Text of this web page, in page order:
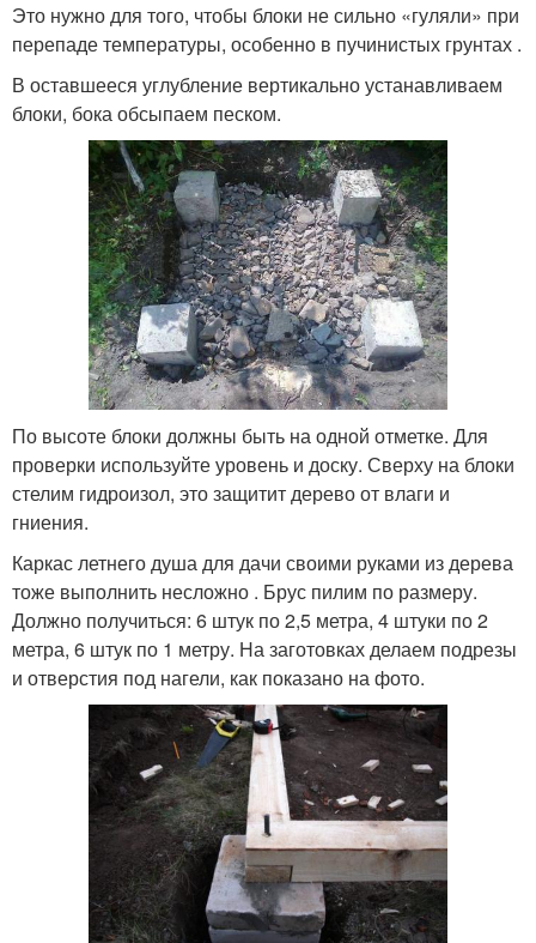
Это нужно для того, чтобы блоки не сильно «гуляли» при
перепаде температуры, особенно в пучинистых грунтах .
В оставшееся углубление вертикально устанавливаем
блоки, бока обсыпаем песком.
По высоте блоки должны быть на одной отметке. Для
проверки используйте уровень и доску. Сверху на блоки
стелим гидроизол, это защитит дерево от влаги и
гниения.
Каркас летнего душа для дачи своими руками из дерева
тоже выполнить несложно . Брус пилим по размеру.
Должно получиться: 6 штук по 2,5 метра, 4 штуки по 2
метра, 6 штук по 1 метру. На заготовках делаем подрезы
и отверстия под нагели, как показано на фото.